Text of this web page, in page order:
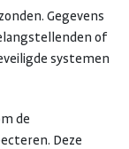
Gegevens
of
systemen
de
Deze